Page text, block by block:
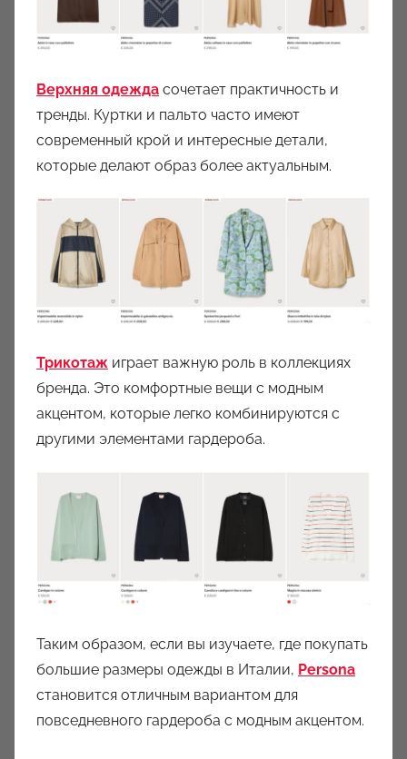
Верхняя одежда сочетает практичность и
тренды. Куртки и пальто часто имеют
современный крой и интересные детали,
которые делают образ более актуальным.
Трикотаж играет важную роль в коллекциях
бренда. Это комфортные вещи с модным
акцентом, которые легко комбинируются с
другими элементами гардероба.
Таким образом, если вы изучаете, где покупать
большие размеры одежды в Италии, Persona
становится отличным вариантом для
повседневного гардероба с модным акцентом.